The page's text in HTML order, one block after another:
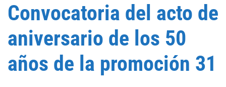
Convocatoria del acto de
aniversario de los 50
años de la promoción 31